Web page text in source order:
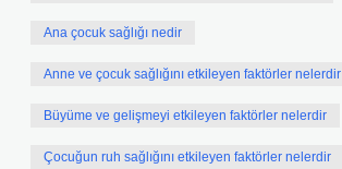
Ana çocuk sağlığı nedir
Anne ve çocuk sağlığını etkileyen faktörler nelerdir
Büyüme ve gelişmeyi etkileyen faktörler nelerdir
Çocuğun ruh sağlığını etkileyen faktörler nelerdir